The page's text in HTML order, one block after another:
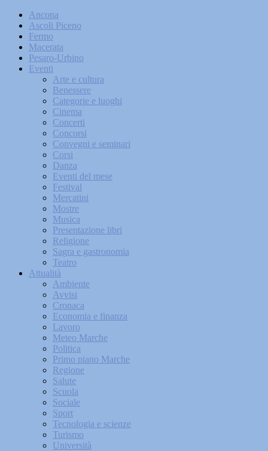
Ancona
Ascoli Piceno
Fermo
Macerata
Pesaro-Urbino
Eventi
Arte e cultura
Benessere
Categorie e luoghi
Cinema
Concerti
Concorsi
Convegni e seminari
Corsi
Danza
Eventi del mese
Festival
Mercatini
Mostre
Musica
Presentazione libri
Religione
Sagra e gastronomia
Teatro
Attualità
Ambiente
Avvisi
Cronaca
Economia e finanza
Lavoro
Meteo Marche
Politica
Primo piano Marche
Regione
Salute
Scuola
Sociale
Sport
Tecnologia e scienze
Turismo
Università